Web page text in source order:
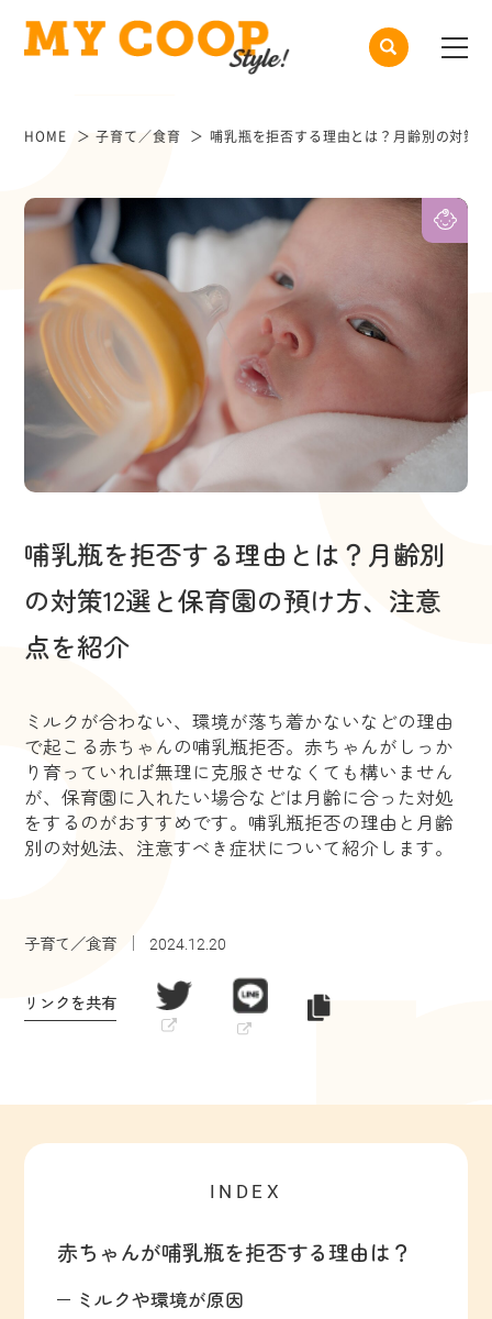
HOME 子育て／食育 哺乳瓶を拒否する理由とは？月齢別の対策
哺乳瓶を拒否する理由とは？月齢別
の対策12選と保育園の預け方、注意
点を紹介
ミルクが合わない、環境が落ち着かないなどの理由
で起こる赤ちゃんの哺乳瓶拒否。赤ちゃんがしっか
り育っていれば無理に克服させなくても構いません
が、保育園に入れたい場合などは月齢に合った対処
をするのがおすすめです。哺乳瓶拒否の理由と月齢
別の対処法、注意すべき症状について紹介します。
子育て／食育 2024.12.20
リンクを共有
INDEX
赤ちゃんが哺乳瓶を拒否する理由は？
ミルクや環境が原因